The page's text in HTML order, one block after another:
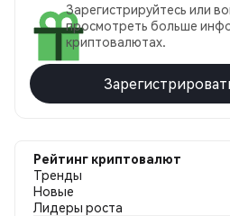
Зарегистрируйтесь или
просмотреть больше
криптовалютах.
Рейтинг криптовалют
Тренды
Новые
Лидеры роста